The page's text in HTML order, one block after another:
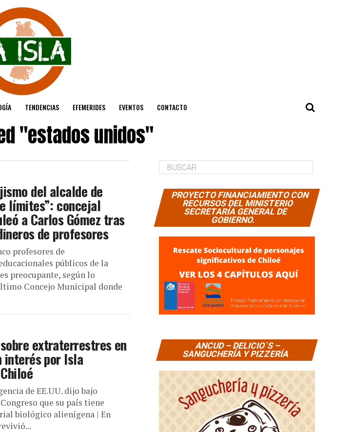
TENDENCIAS EFEMERIDES EVENTOS CONTACTO
"estados unidos"
del alcalde de
límites”: concejal
a Carlos Gómez tras
de profesores
profesores de
públicos de la
preocupante, según lo
Concejo Municipal donde
extraterrestres en
interés por Isla
de EE.UU. dijo bajo
que su país tiene
biológico alienígena | En
PROYECTO FINANCIAMIENTO CON
RECURSOS DEL MINISTERIO
SECRETARÍA GENERAL DE
GOBIERNO.
ANCUD – DELICIO´S –
SANGUCHERÍA Y PIZZERÍA